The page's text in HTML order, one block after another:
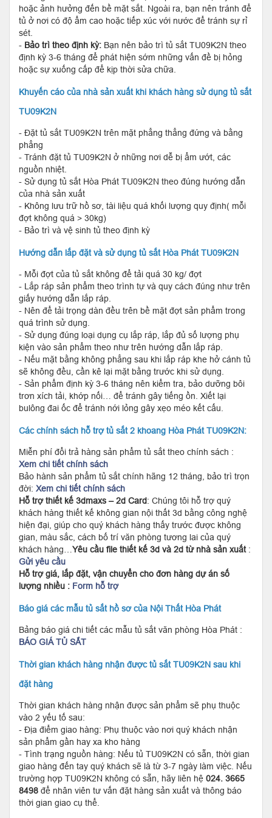
hoặc ảnh hưởng đến bề mặt sắt. Ngoài ra, bạn nên tránh để
tủ ở nơi có độ ẩm cao hoặc tiếp xúc với nước để tránh sự rỉ
sét.
- Bảo trì theo định kỳ: Bạn nên bảo trì tủ sắt TU09K2N theo
định kỳ 3-6 tháng để phát hiện sớm những vấn đề bị hỏng
hoặc sự xuống cấp để kịp thời sửa chữa.
Khuyến cáo của nhà sản xuất khi khách hàng sử dụng tủ sắt
TU09K2N
- Đặt tủ sắt TU09K2N trên mặt phẳng thẳng đứng và bằng
phẳng
- Tránh đặt tủ TU09K2N ở những nơi dễ bị ẩm ướt, các
nguồn nhiệt.
- Sử dụng tủ sắt Hòa Phát TU09K2N theo đúng hướng dẫn
của nhà sản xuất
- Không lưu trữ hồ sơ, tài liệu quá khối lượng quy định( mỗi
đợt không quá > 30kg)
- Bảo trì và vệ sinh tủ theo định kỳ
Hướng dẫn lắp đặt và sử dụng tủ sắt Hòa Phát TU09K2N
- Mỗi đợt của tủ sắt không để tải quá 30 kg/ đợt
- Lắp ráp sản phẩm theo trình tự và quy cách đúng như trên
giấy hướng dẫn lắp ráp.
- Nên để tải trọng dàn đều trên bề mặt đợt sản phẩm trong
quá trình sử dụng.
- Sử dụng đúng loại dụng cụ lắp ráp, lắp đủ số lượng phụ
kiện vào sản phẩm theo như trên hướng dẫn lắp ráp.
- Nếu mặt bằng không phẳng sau khi lắp ráp khe hở cánh tủ
sẽ không đều, cần kê lại mặt bằng trước khi sử dụng.
- Sản phẩm định kỳ 3-6 tháng nên kiểm tra, bảo dưỡng bôi
trơn xích tải, khớp nối… để tránh gây tiếng ồn. Xiết lại
bulông đai ốc để tránh nới lỏng gây xẹo méo kết cấu.
Các chính sách hỗ trợ tủ sắt 2 khoang Hòa Phát TU09K2N:
Miễn phí đổi trả hàng sản phẩm tủ sắt theo chính sách :
Xem chi tiết chính sách
Bảo hành sản phẩm tủ sắt chính hãng 12 tháng, bảo trì trọn
đời: Xem chi tiết chính sách
Hỗ trợ thiết kế 3dmaxs – 2d Card: Chúng tôi hỗ trợ quý
khách hàng thiết kế không gian nội thất 3d bằng công nghệ
hiện đại, giúp cho quý khách hàng thấy trước được không
gian, màu sắc, cách bố trí văn phòng tương lai của quý
khách hàng… Yêu cầu file thiết kế 3d và 2d từ nhà sản xuất:
Gửi yêu cầu
Hỗ trợ giá, lắp đặt, vận chuyển cho đơn hàng dự án số
lượng nhiều : Form hỗ trợ
Báo giá các mẫu tủ sắt hồ sơ của Nội Thất Hòa Phát
Bảng báo giá chi tiết các mẫu tủ sắt văn phòng Hòa Phát :
BÁO GIÁ TỦ SẮT
Thời gian khách hàng nhận được tủ sắt TU09K2N sau khi
đặt hàng
Thời gian khách hàng nhận được sản phẩm sẽ phụ thuộc
vào 2 yếu tố sau:
- Địa điểm giao hàng: Phụ thuộc vào nơi quý khách nhận
sản phẩm gần hay xa kho hàng
- Tình trạng nguồn hàng: Nếu tủ TU09K2N có sẵn, thời gian
giao hàng đến tay quý khách sẽ là từ 3-7 ngày làm việc. Nếu
trường hợp TU09K2N không có sẵn, hãy liên hệ 024. 3665
8498 để nhân viên tư vấn đặt hàng sản xuất và thông báo
thời gian giao cụ thể.